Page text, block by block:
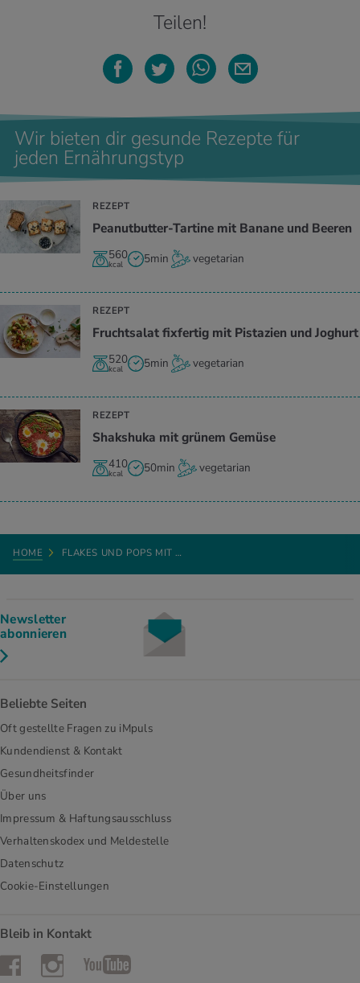
Teilen!
Wir bieten dir gesunde Rezepte für
jeden Ernährungstyp
REZEPT
Peanutbutter-Tartine mit Banane und Beeren
560
kcal 5min vegetarian
REZEPT
Fruchtsalat fixfertig mit Pistazien und Joghurt
520
kcal 5min vegetarian
REZEPT
Shakshuka mit grünem Gemüse
410
kcal 50min vegetarian
HOME FLAKES UND POPS MIT …
Newsletter
abonnieren
Beliebte Seiten
Oft gestellte Fragen zu iMpuls
Kundendienst & Kontakt
Gesundheitsfinder
Über uns
Impressum & Haftungsausschluss
Verhaltenskodex und Meldestelle
Datenschutz
Cookie-Einstellungen
Bleib in Kontakt
FacebookInstagramYouTube